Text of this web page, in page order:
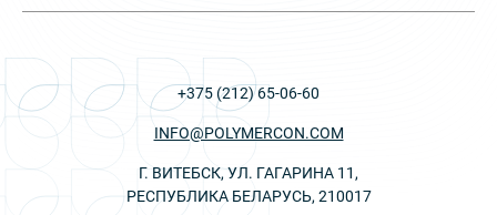
+375 (212) 65-06-60
INFO@POLYMERCON.COM
Г. ВИТЕБСК, УЛ. ГАГАРИНА 11,
РЕСПУБЛИКА БЕЛАРУСЬ, 210017